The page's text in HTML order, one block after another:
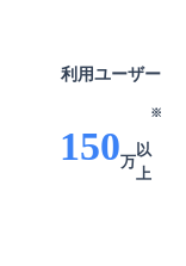
利用ユーザー
150
※
万
以
上